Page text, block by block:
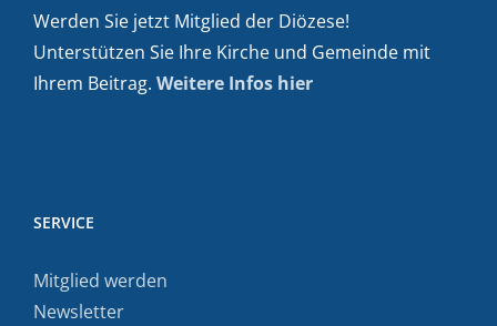
Werden Sie jetzt Mitglied der Diözese!
Unterstützen Sie Ihre Kirche und Gemeinde mit
Ihrem Beitrag. Weitere Infos hier
SERVICE
Mitglied werden
Newsletter